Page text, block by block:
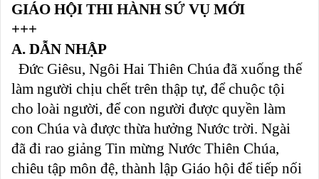
GIÁO HỘI THI HÀNH SỨ VỤ MỚI
+++
A. DẪN NHẬP
Đức Giêsu, Ngôi Hai Thiên Chúa đã xuống thế
làm người chịu chết trên thập tự, để chuộc tội
cho loài người, để con người được quyền làm
con Chúa và được thừa hưởng Nước trời. Ngài
đã đi rao giảng Tin mừng Nước Thiên Chúa,
chiêu tập môn đệ, thành lập Giáo hội để tiếp nối